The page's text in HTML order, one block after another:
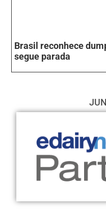
Brasil reconhece
segue parada